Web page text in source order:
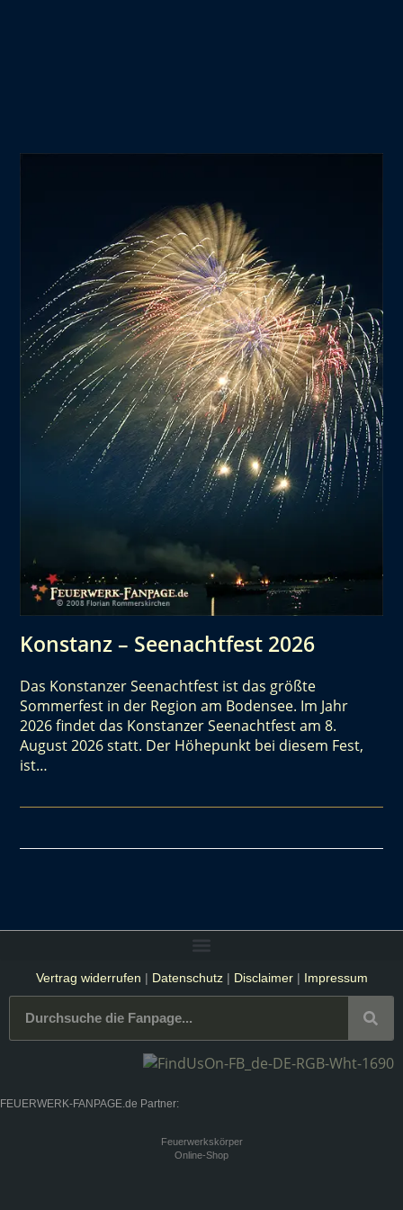
Konstanz – Seenachtfest 2026
Das Konstanzer Seenachtfest ist das größte
Sommerfest in der Region am Bodensee. Im Jahr
2026 findet das Konstanzer Seenachtfest am 8.
August 2026 statt. Der Höhepunkt bei diesem Fest,
ist…
Vertrag widerrufen | Datenschutz| Disclaimer| Impressum
FEUERWERK-FANPAGE.de Partner:
Feuerwerkskörper
Online-Shop